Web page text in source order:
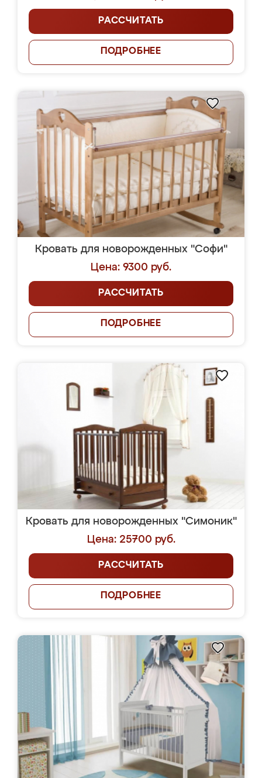
РАССЧИТАТЬ
ПОДРОБНЕЕ
Кровать для новорожденных "Софи"
Цена: 9300 руб.
РАССЧИТАТЬ
ПОДРОБНЕЕ
Кровать для новорожденных "Симоник"
Цена: 25700 руб.
РАССЧИТАТЬ
ПОДРОБНЕЕ